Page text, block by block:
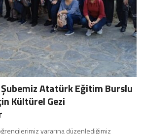
Atatürk Eğitim Burslu
Kültürel Gezi
yararına düzenlediğimiz